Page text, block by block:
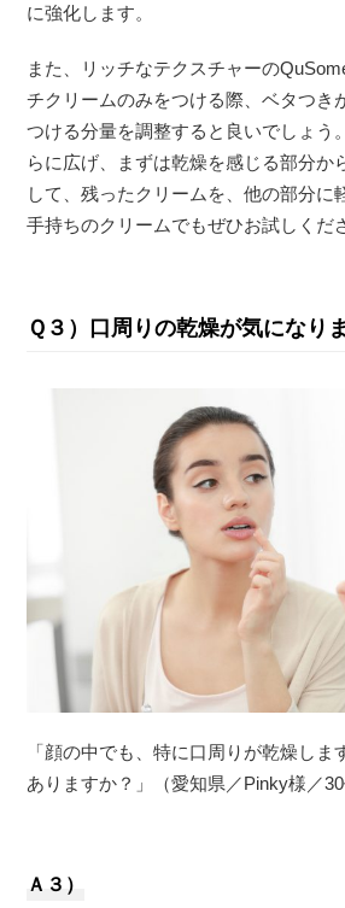
に強化します。
また、リッチなテクスチャーの
チクリームのみをつける際、ベタつき
つける分量を調整すると良いでしょう
らに広げ、まずは乾燥を感じる部分か
して、残ったクリームを、他の部分に
手持ちのクリームでもぜひお試しくだ
Ｑ３）口周りの乾燥が気になり
「顔の中でも、特に口周りが乾燥しま
ありますか？」（愛知県／Pinky様／30
Ａ３）